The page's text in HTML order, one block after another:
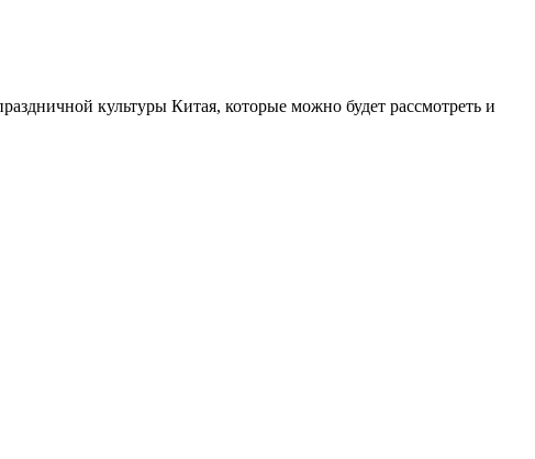
культуры Китая, которые можно будет рассмотреть и